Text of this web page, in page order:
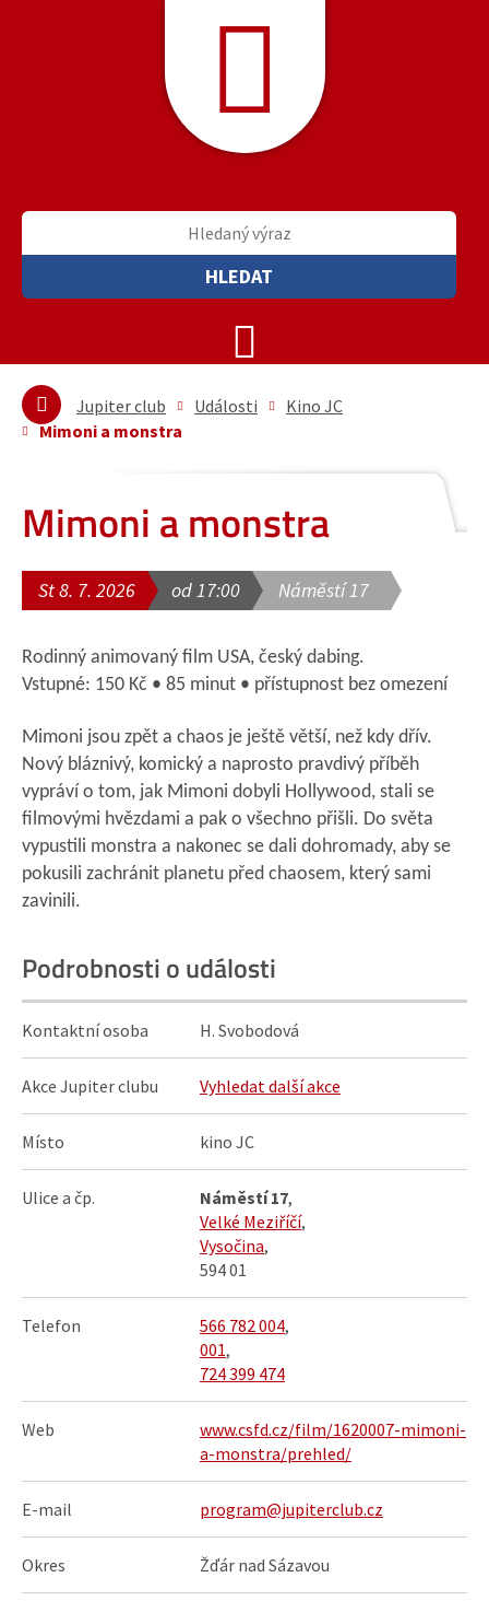
HLEDAT
Jupiter club Události
Kino JC
Mimoni a monstra
Mimoni a monstra
St 8. 7. 2026 od 17:00 Náměstí 17
Rodinný animovaný film USA, český dabing.
Vstupné: 150 Kč • 85 minut • přístupnost bez omezení
Mimoni jsou zpět a chaos je ještě větší, než kdy dřív.
Nový bláznivý, komický a naprosto pravdivý příběh
vypráví o tom, jak Mimoni dobyli Hollywood, stali se
filmovými hvězdami a pak o všechno přišli. Do světa
vypustili monstra a nakonec se dali dohromady, aby se
pokusili zachránit planetu před chaosem, který sami
zavinili.
Podrobnosti o události
Kontaktní osoba H. Svobodová
Akce Jupiter clubu Vyhledat další akce
Místo kino JC
Ulice a čp. Náměstí 17,
Velké Meziříčí,
Vysočina,
594 01
Telefon 566 782 004,
001,
724 399 474
Web
www.csfd.cz/film/1620007-mimoni-
a-monstra/prehled/
E-mail program@jupiterclub.cz
Okres Žďár nad Sázavou